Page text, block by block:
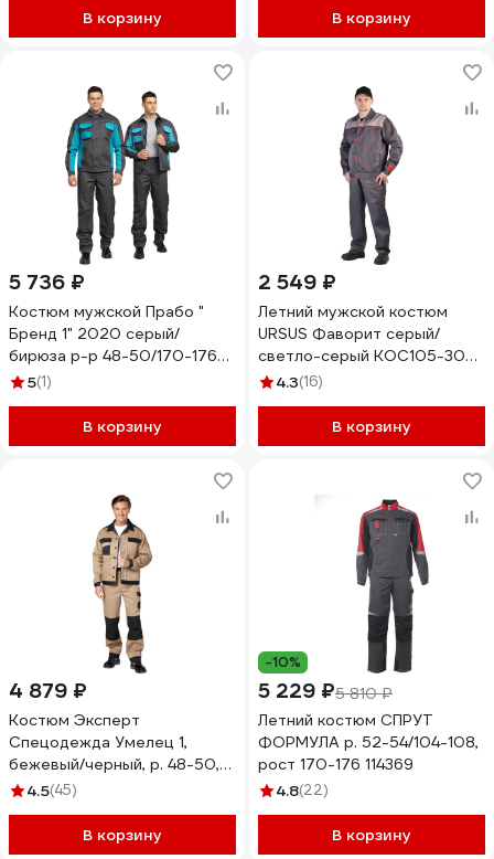
В корзину В корзину
5 736 ₽
Костюм мужской Прабо "
Бренд 1" 2020 серый/
бирюза р-р 48-50/170-176
32175
5(1)
В корзину
2 549 ₽
Летний мужской костюм
URSUS Фаворит серый/
светло-серый КОС105-308;
52-54, 182-188
4.3(16)
В корзину
4 879 ₽
Костюм Эксперт
Спецодежда Умелец 1,
бежевый/черный, р. 48-50,
рост 170-176
4.5(45)
В корзину
-10%
5 229 ₽5 810 ₽
Летний костюм СПРУТ
ФОРМУЛА р. 52-54/104-108,
рост 170-176 114369
4.8(22)
В корзину